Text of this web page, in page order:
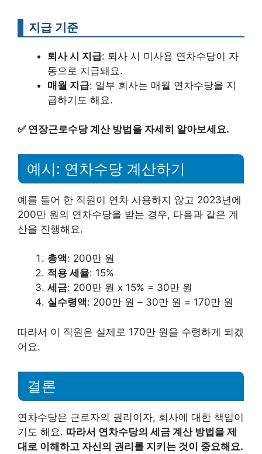
지급 기준
퇴사 시 지급: 퇴사 시 미사용 연차수당이 자
동으로 지급돼요.
매월 지급: 일부 회사는 매월 연차수당을 지
급하기도 해요.
✅ 연장근로수당 계산 방법을 자세히 알아보세요.
예시: 연차수당 계산하기
예를 들어 한 직원이 연차 사용하지 않고 2023년에
200만 원의 연차수당을 받는 경우, 다음과 같은 계
산을 진행해요.
총액: 200만 원
적용 세율: 15%
세금: 200만 원 x 15% = 30만 원
실수령액: 200만 원 – 30만 원 = 170만 원
따라서 이 직원은 실제로 170만 원을 수령하게 되겠
어요.
결론
연차수당은 근로자의 권리이자, 회사에 대한 책임이
기도 해요. 따라서 연차수당의 세금 계산 방법을 제
대로 이해하고 자신의 권리를 지키는 것이 중요해요.